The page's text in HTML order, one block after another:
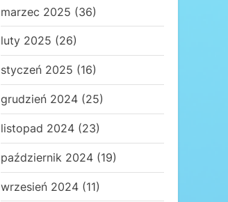
marzec 2025 (36)
luty 2025 (26)
styczeń 2025 (16)
grudzień 2024 (25)
listopad 2024 (23)
październik 2024 (19)
wrzesień 2024 (11)